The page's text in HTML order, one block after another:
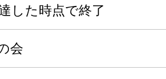
した時点で終了
会